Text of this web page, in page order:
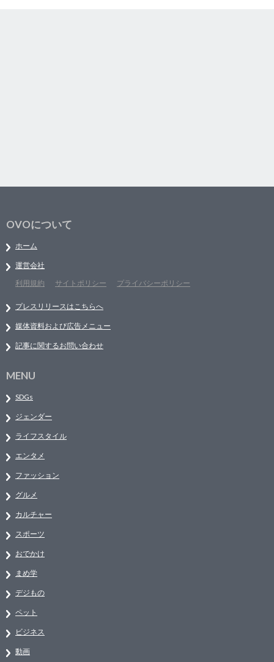
OVOについて
ホーム
運営会社
利用規約
サイトポリシー プライバシーポリシー
プレスリリースはこちらへ
媒体資料および広告メニュー
記事に関するお問い合わせ
MENU
SDGs
ジェンダー
ライフスタイル
エンタメ
ファッション
グルメ
カルチャー
スポーツ
おでかけ
まめ学
デジもの
ペット
ビジネス
動画